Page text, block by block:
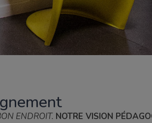
ENDROIT. NOTRE VISION